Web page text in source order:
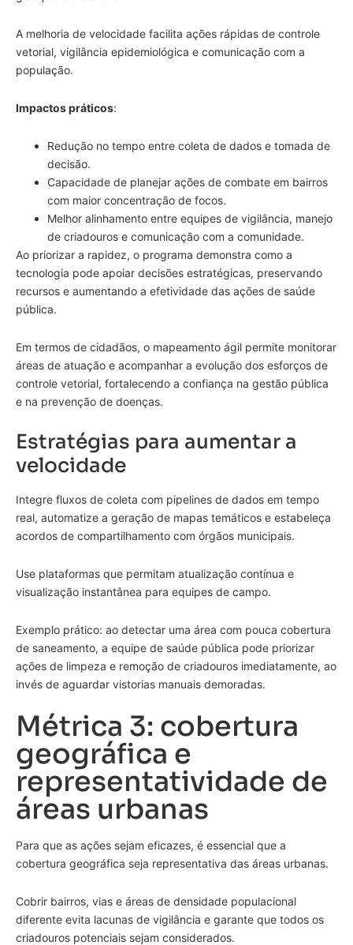
A melhoria de velocidade facilita ações rápidas de controle
vetorial, vigilância epidemiológica e comunicação com a
população.
Impactos práticos:
Redução no tempo entre coleta de dados e tomada de
decisão.
Capacidade de planejar ações de combate em bairros
com maior concentração de focos.
Melhor alinhamento entre equipes de vigilância, manejo
de criadouros e comunicação com a comunidade.
Ao priorizar a rapidez, o programa demonstra como a
tecnologia pode apoiar decisões estratégicas, preservando
recursos e aumentando a efetividade das ações de saúde
pública.
Em termos de cidadãos, o mapeamento ágil permite monitorar
áreas de atuação e acompanhar a evolução dos esforços de
controle vetorial, fortalecendo a confiança na gestão pública
e na prevenção de doenças.
Estratégias para aumentar a
velocidade
Integre fluxos de coleta com pipelines de dados em tempo
real, automatize a geração de mapas temáticos e estabeleça
acordos de compartilhamento com órgãos municipais.
Use plataformas que permitam atualização contínua e
visualização instantânea para equipes de campo.
Exemplo prático: ao detectar uma área com pouca cobertura
de saneamento, a equipe de saúde pública pode priorizar
ações de limpeza e remoção de criadouros imediatamente, ao
invés de aguardar vistorias manuais demoradas.
Métrica 3: cobertura
geográfica e
representatividade de
áreas urbanas
Para que as ações sejam eficazes, é essencial que a
cobertura geográfica seja representativa das áreas urbanas.
Cobrir bairros, vias e áreas de densidade populacional
diferente evita lacunas de vigilância e garante que todos os
criadouros potenciais sejam considerados.